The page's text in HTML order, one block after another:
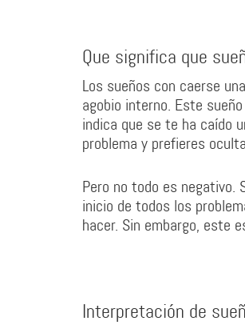
Que significa que
Los sueños con caerse
agobio interno. Este
indica que se te ha caído
problema y prefieres
Pero no todo es
inicio de todos los
hacer. Sin embargo, este
Interpretación de